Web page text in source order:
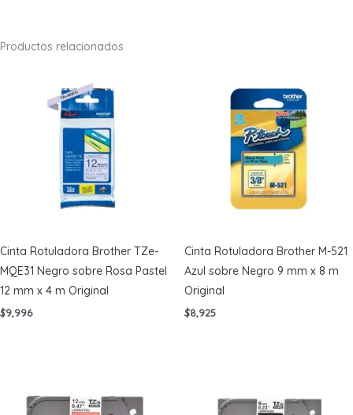
Productos relacionados
Cinta Rotuladora Brother TZe-
MQE31 Negro sobre Rosa Pastel
12 mm x 4 m Original
$9,996
Cinta Rotuladora Brother M-521
Azul sobre Negro 9 mm x 8 m
Original
$8,925